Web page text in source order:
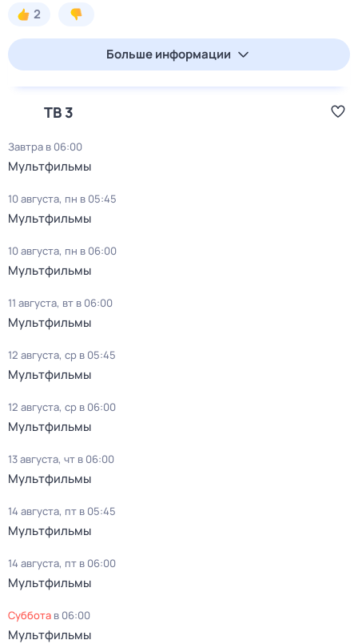
2
Больше информации
ТВ 3
Завтра в 06:00
Мультфильмы
10 августа, пн в 05:45
Мультфильмы
10 августа, пн в 06:00
Мультфильмы
11 августа, вт в 06:00
Мультфильмы
12 августа, ср в 05:45
Мультфильмы
12 августа, ср в 06:00
Мультфильмы
13 августа, чт в 06:00
Мультфильмы
14 августа, пт в 05:45
Мультфильмы
14 августа, пт в 06:00
Мультфильмы
суббота в 06:00
Мультфильмы